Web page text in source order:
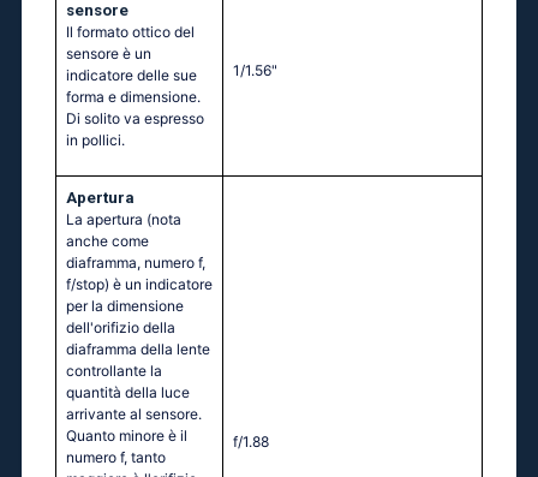
sensore
Il formato ottico del
sensore è un
indicatore delle sue
forma e dimensione.
Di solito va espresso
in pollici.
1/1.56"
Apertura
La apertura (nota
anche come
diaframma, numero f,
f/stop) è un indicatore
per la dimensione
dell'orifizio della
diaframma della lente
controllante la
quantità della luce
arrivante al sensore.
Quanto minore è il
numero f, tanto
f/1.88